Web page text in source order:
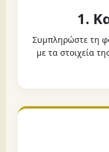
1.
Συμπληρώστε τη
με τα στοιχεία